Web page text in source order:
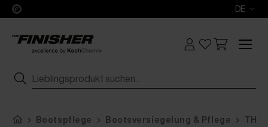
DE
Bootspflege Bootsversiegelung & Pflege
THE